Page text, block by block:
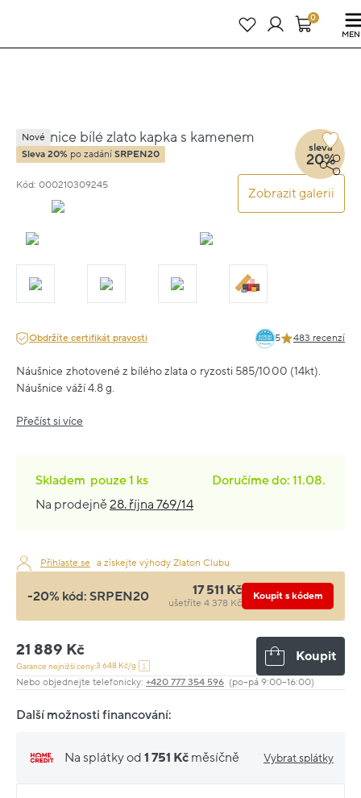
24 dní : 7h : 58m : 25s0
Náušnice bílé zlato kapka s kamenem
3.3cm 4.8g
Kód: 000210309245
Zobrazit galerii
Nové
Sleva 20% po zadání SRPEN20
sleva
20%
Obdržíte certifikát pravosti 5 483 recenzí
Náušnice zhotovené z bílého zlata o ryzosti 585/1000 (14kt).
Náušnice váží 4.8 g.
Přečíst si více
Skladem pouze1 ks
Doručíme do: 11.08.
Na prodejně28. října 769/14
Přihlaste se a získejte výhody Zlaton Clubu
-20% kód: SRPEN20 17 511 Kč
ušetříte 4 378 Kč
Koupit s kódem
21 889 Kč
Garance nejnižší ceny:3 648 Kč/g
Koupit
Nebo objednejte telefonicky: +420 777 354 596 (po–pá 9:00–16:00)
Další možnosti financování:
Na splátky od 1 751 Kč měsíčně Vybrat splátky